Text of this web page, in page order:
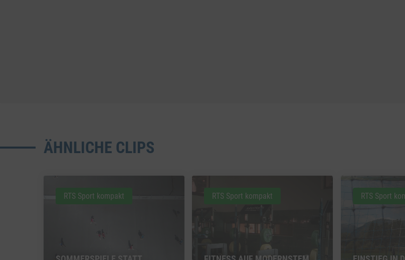
ÄHNLICHE CLIPS
RTS Sport kompakt RTS Sport kompakt RTS Sport